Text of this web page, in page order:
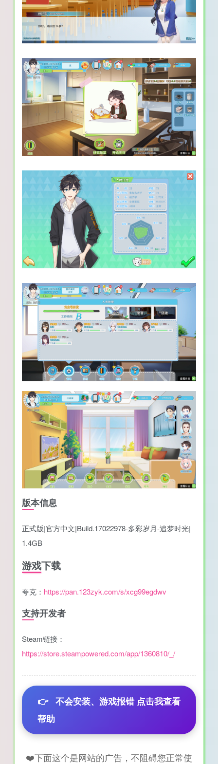
版本信息
正式版|官方中文|Build.17022978-多彩岁月-追梦时光|
1.4GB
游戏下载
夸克： https://pan.123zyk.com/s/xcg99egdwv
支持开发者
Steam链接：
https://store.steampowered.com/app/1360810/_/
👉 不会安装、游戏报错 点击我查看
帮助
❤️下面这个是网站的广告，不阻碍您正常使